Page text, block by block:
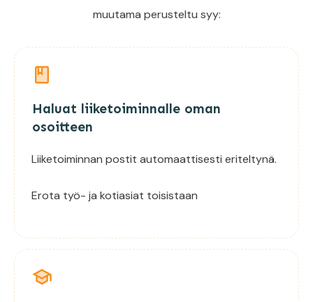
muutama perusteltu syy:
Haluat liiketoiminnalle oman
osoitteen
Liiketoiminnan postit automaattisesti eriteltynä.
Erota työ- ja kotiasiat toisistaan